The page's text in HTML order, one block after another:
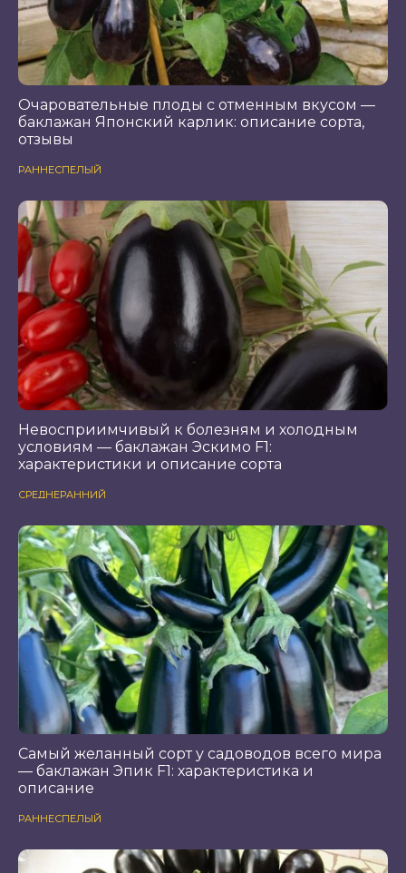
Очаровательные плоды с отменным вкусом —
баклажан Японский карлик: описание сорта,
отзывы
РАННЕСПЕЛЫЙ
Невосприимчивый к болезням и холодным
условиям — баклажан Эскимо F1:
характеристики и описание сорта
СРЕДНЕРАННИЙ
Самый желанный сорт у садоводов всего мира
— баклажан Эпик F1: характеристика и
описание
РАННЕСПЕЛЫЙ